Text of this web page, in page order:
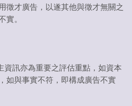
徵才廣告，以遂其他與徵才無關之
實。
訊亦為重要之評估重點，如資本
如與事實不符，即構成廣告不實